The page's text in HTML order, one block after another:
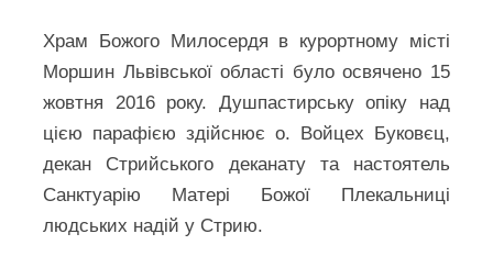
Храм Божого Милосердя в курортному місті
Моршин Львівської області було освячено 15
жовтня 2016 року. Душпастирську опіку над
цією парафією здійснює о. Войцех Буковєц,
декан Стрийського деканату та настоятель
Санктуарію Матері Божої Плекальниці
людських надій у Стрию.